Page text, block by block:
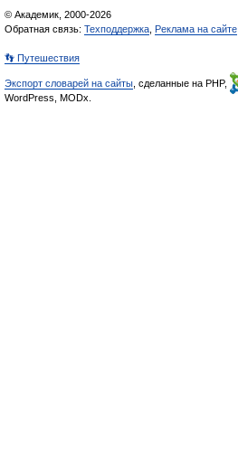
© Академик, 2000-2026
Обратная связь: Техподдержка Реклама на сайте
👣 Путешествия
Экспорт словарей на сайты , сделанные на PHP,
WordPress, MODx.